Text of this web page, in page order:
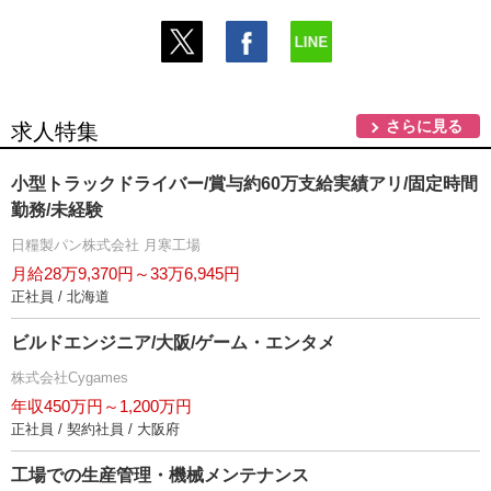
求人特集 さらに見る
小型トラックドライバー/賞与約60万支給実績アリ/固定時間
勤務/未経験
日糧製パン株式会社 月寒工場
月給28万9,370円～33万6,945円
正社員 / 北海道
ビルドエンジニア/大阪/ゲーム・エンタメ
株式会社Cygames
年収450万円～1,200万円
正社員 / 契約社員 / 大阪府
工場での生産管理・機械メンテナンス